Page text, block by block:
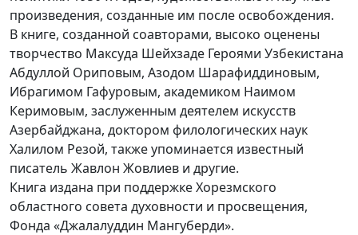
произведения, созданные им после освобождения.
В книге, созданной соавторами, высоко оценены
творчество Максуда Шейхзаде Героями Узбекистана
Абдуллой Ориповым, Азодом Шарафиддиновым,
Ибрагимом Гафуровым, академиком Наимом
Керимовым, заслуженным деятелем искусств
Азербайджана, доктором филологических наук
Халилом Резой, также упоминается известный
писатель Жавлон Жовлиев и другие.
Книга издана при поддержке Хорезмского
областного совета духовности и просвещения,
Фонда «Джалалуддин Мангуберди».